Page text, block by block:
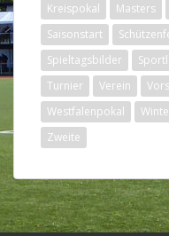
Kreispokal
Masters
Saisonstart
Spieltagsbilder
Turnier
Verein
Westfalenpokal
Zweite